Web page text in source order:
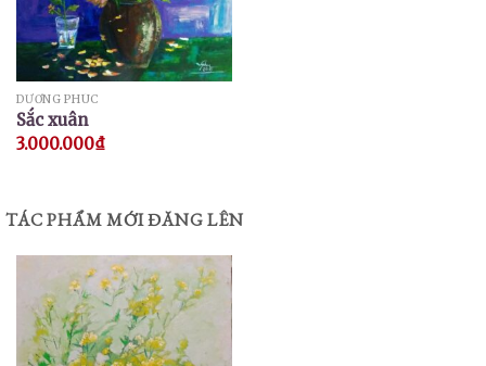
DƯƠNG PHÚC
Sắc xuân
3.000.000₫
TÁC PHẨM MỚI ĐĂNG LÊN